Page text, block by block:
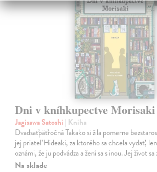
Dni v kníhkupectve Morisaki
Jagisawa Satoshi | Kniha
Dvadsaťpäťročná Takako si žila pomerne
jej priateľ Hideaki, za ktorého sa chcela vydať,
oznámi, že ju podvádza a žení sa s inou. Jej život
Na sklade